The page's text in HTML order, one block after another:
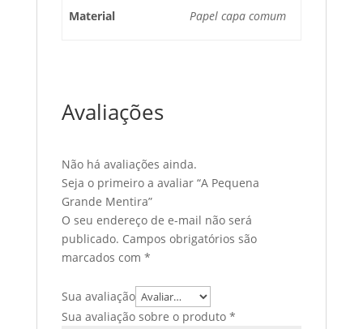
Material Papel capa comum
Avaliações
Não há avaliações ainda.
Seja o primeiro a avaliar “A Pequena
Grande Mentira”
O seu endereço de e-mail não será
publicado. Campos obrigatórios são
marcados com *
Sua avaliação
Sua avaliação sobre o produto *